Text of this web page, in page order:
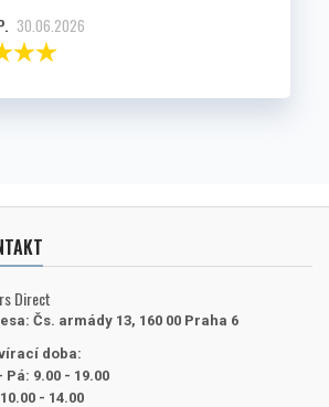
30.06.2026
Direct
Čs. armády 13, 160 00 Praha 6
doba:
Pá: 9.00 - 19.00
- 14.00